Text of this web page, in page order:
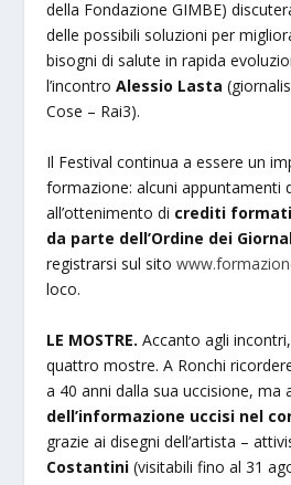
della Fondazione GIMBE)
delle possibili soluzioni per
bisogni di salute in rapida
l’incontroAlessio Lasta
Cose – Rai3).
Il Festival continua a essere un
formazione: alcuni appuntamenti
all’ottenimento di crediti
da parte dell’Ordine dei
registrarsi sul sito
loco.
LE MOSTRE. Accanto agli
quattro mostre. A Ronchi
a 40 anni dalla sua uccisione, ma
dell’informazione uccisi nel
grazie ai disegni dell’artista –
Costantini (visitabili fino al 31